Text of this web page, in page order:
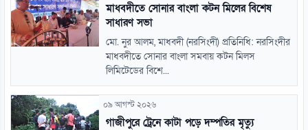
মাধবদীতে সোনার বাংলা কটন মিলের বিশেষ
সাধারণ সভা
মো. নুর আলম, মাধবদী (নরসিংদী) প্রতিনিধি: নরসিংদীর
মাধবদীতে সোনার বাংলা সমবায় কটন মিলস
লিমিটেডের বিশে...
০৯ আগস্ট ২০২৬
গাজীপুরে ট্রেনে কাটা পড়ে দম্পতির মৃত্যু